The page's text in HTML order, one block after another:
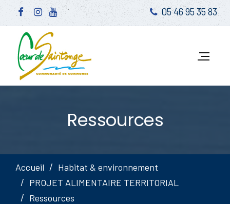
05 46 95 35 83
Ressources
Accueil
Habitat & environnement
PROJET ALIMENTAIRE TERRITORIAL
Ressources